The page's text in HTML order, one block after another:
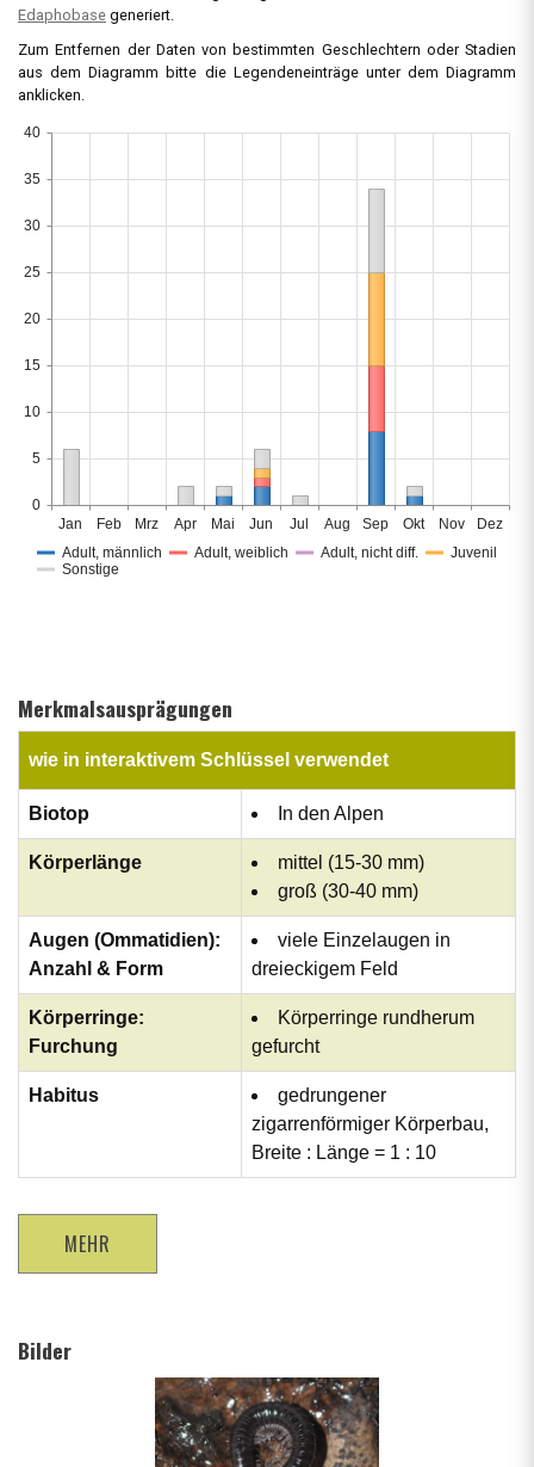
Edaphobase generiert.
Zum Entfernen der Daten von bestimmten Geschlechtern oder Stadien
aus dem Diagramm bitte die Legendeneinträge unter dem Diagramm
anklicken.
Jan Feb Mrz Apr Mai Jun Jul Aug Sep Okt Nov Dez
0
5
10
15
20
25
30
35
40
Adult, männlich Adult, weiblich Adult, nicht diff.
Juvenil
Sonstige
Merkmalsausprägungen
wie in interaktivem Schlüssel verwendet
Biotop In den Alpen
Körperlänge
mittel (15-30 mm)
groß (30-40 mm)
Augen (Ommatidien):
Anzahl & Form
viele Einzelaugen in
dreieckigem Feld
Körperringe:
Furchung
Körperringe rundherum
gefurcht
Habitus
gedrungener
zigarrenförmiger Körperbau,
Breite : Länge = 1 : 10
MEHR
Bilder